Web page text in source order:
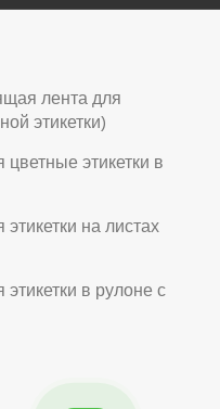
лента для
этикетки)
этикетки в
на листах
в рулоне с